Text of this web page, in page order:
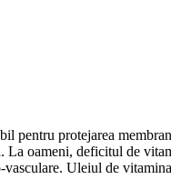
pentru protejarea
oameni, deficitul de
Uleiul de